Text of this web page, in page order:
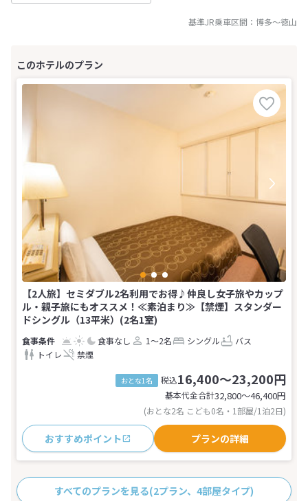
基準JR乗車区間： 博多～徳山
【2人旅】セミダブル2名利用でお得♪仲良し女子旅やカップ
ル・親子旅にもオススメ！≪素泊まり≫【禁煙】スタンダー
ドシングル（13平米）(2名1室)
食事なし 1～2名 シングル
バス
トイレ
禁煙
おとな1名 税込16,400～23,200円
基本代金合計32,800〜46,400円
(おとな2名 こども0名・1部屋/1泊2日)
おすすめポイント プランの詳細
すべてのプランを見る(2プラン、4部屋タイプ)